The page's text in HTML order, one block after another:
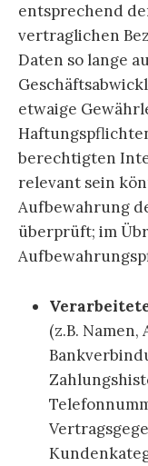
entsprechend
vertraglichen
Daten so lange
etwaige
berechtigten
relevant sein
Aufbewahrung
überprüft; im
(z.B. Namen,